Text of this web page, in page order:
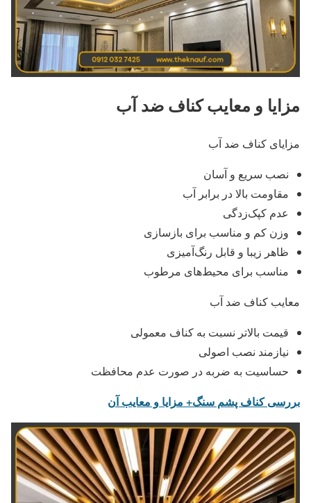
مزایا و معایب کناف ضد آب
مزایای کناف ضد آب
نصب سریع و آسان
مقاومت بالا در برابر آب
عدم کپک‌زدگی
وزن کم و مناسب برای بازسازی
ظاهر زیبا و قابل رنگ‌آمیزی
مناسب برای محیط‌های مرطوب
معایب کناف ضد آب
قیمت بالاتر نسبت به کناف معمولی
نیازمند نصب اصولی
حساسیت به ضربه در صورت عدم محافظت
بررسی کناف پشم سنگ+ مزایا و معایب آن